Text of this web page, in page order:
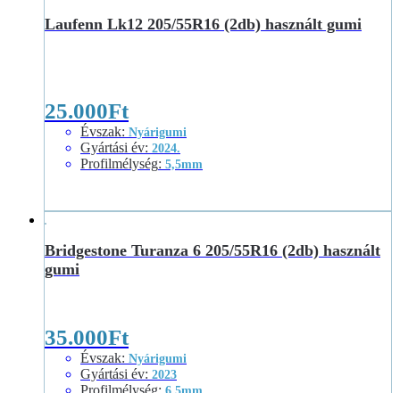
Laufenn Lk12 205/55R16 (2db) használt gumi
25.000Ft
Évszak: Nyárigumi
Gyártási év: 2024.
Profilmélység: 5,5mm
Bridgestone Turanza 6 205/55R16 (2db) használt
gumi
35.000Ft
Évszak: Nyárigumi
Gyártási év: 2023